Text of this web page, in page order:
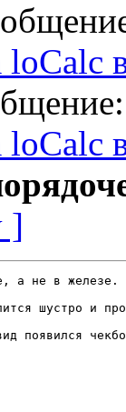
loСalc
loСalc
]
не в железе. Я
шустро и